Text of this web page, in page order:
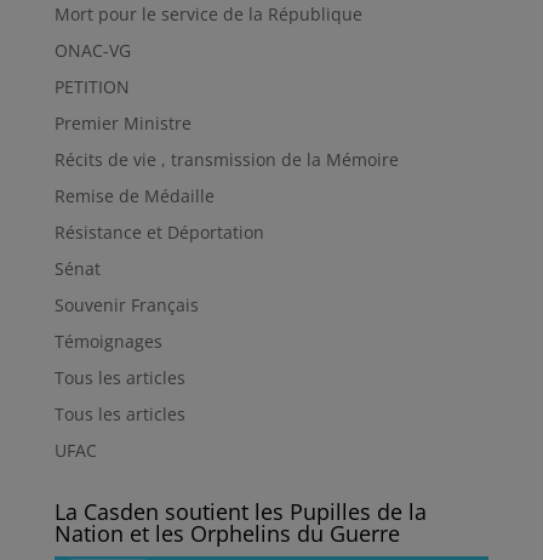
Mort pour le service de la République
ONAC-VG
PETITION
Premier Ministre
Récits de vie , transmission de la Mémoire
Remise de Médaille
Résistance et Déportation
Sénat
Souvenir Français
Témoignages
Tous les articles
Tous les articles
UFAC
La Casden soutient les Pupilles de la
Nation et les Orphelins du Guerre